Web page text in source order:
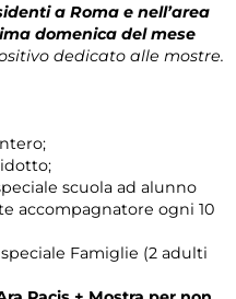
a Roma e nell’area
domenica del mese
dedicato alle mostre.
scuola ad alunno
accompagnatore ogni 10
Famiglie (2 adulti